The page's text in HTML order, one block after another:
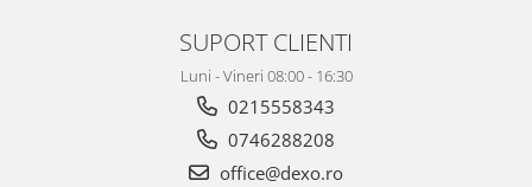
SUPORT CLIENTI
Luni - Vineri 08:00 - 16:30
0215558343
0746288208
office@dexo.ro